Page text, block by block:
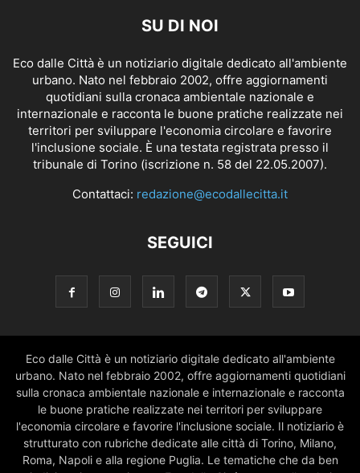
SU DI NOI
Eco dalle Città è un notiziario digitale dedicato all'ambiente
urbano. Nato nel febbraio 2002, offre aggiornamenti
quotidiani sulla cronaca ambientale nazionale e
internazionale e racconta le buone pratiche realizzate nei
territori per sviluppare l'economia circolare e favorire
l'inclusione sociale. È una testata registrata presso il
tribunale di Torino (iscrizione n. 58 del 22.05.2007).
Contattaci: redazione@ecodallecitta.it
SEGUICI
Eco dalle Città è un notiziario digitale dedicato all'ambiente
urbano. Nato nel febbraio 2002, offre aggiornamenti quotidiani
sulla cronaca ambientale nazionale e internazionale e racconta
le buone pratiche realizzate nei territori per sviluppare
l'economia circolare e favorire l'inclusione sociale. Il notiziario è
strutturato con rubriche dedicate alle città di Torino, Milano,
Roma, Napoli e alla regione Puglia. Le tematiche che da ben